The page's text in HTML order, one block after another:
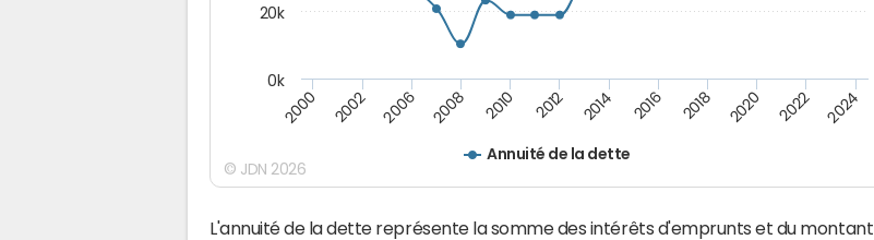
Annuité de la dette
2000 2002 2006 2008 2010 2012 2014 2016 2018 2020 2022 2024
0k
20k
© JDN 2026
L'annuité de la dette représente la somme des intérêts d'emprunts et du montant